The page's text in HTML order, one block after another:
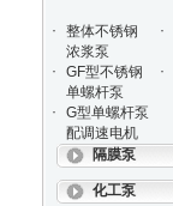
·
整体不锈钢
浓浆泵
·
·
GF型不锈钢
单螺杆泵
·
·
G型单螺杆泵
配调速电机
隔膜泵
化工泵